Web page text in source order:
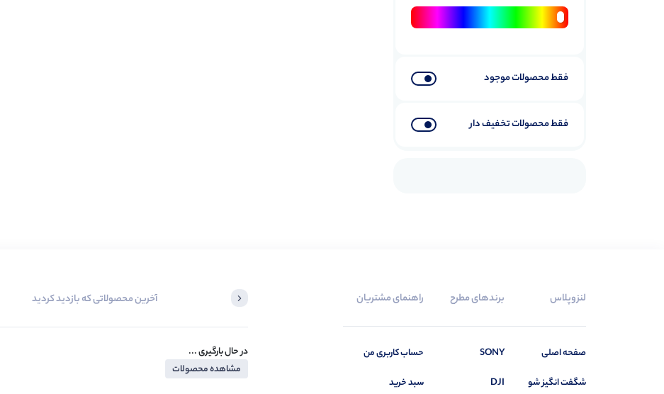
فقط محصولات موجود
فقط محصولات تخفیف دار
لنزوپلاس
صفحه اصلی
شگفت انگیز شو
برندهای مطرح
SONY
DJI
راهنمای مشتریان
حساب کاربری من
سبد خرید
آخرین محصولاتی که بازدید کردید
در حال بارگیری ...
مشاهده محصولات